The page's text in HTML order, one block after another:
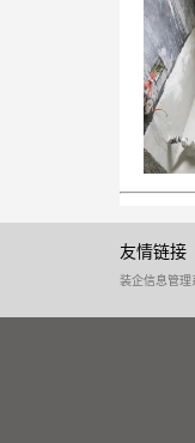
友情链接
装企信息管理